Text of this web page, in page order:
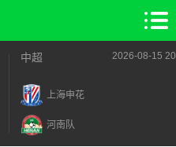
中超 2026-08-15
上海申花
河南队